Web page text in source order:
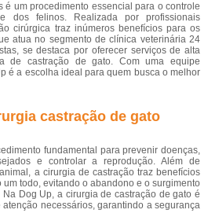
é um procedimento essencial para o controle
dos felinos. Realizada por profissionais
cirúrgica traz inúmeros benefícios para os
atua no segmento de clínica veterinária 24
se destaca por oferecer serviços de alta
de castração de gato. Com uma equipe
é a escolha ideal para quem busca o melhor
castração de gato
fundamental para prevenir doenças,
e controlar a reprodução. Além de
a cirurgia de castração traz benefícios
todo, evitando o abandono e o surgimento
Dog Up, a cirurgia de castração de gato é
necessários, garantindo a segurança